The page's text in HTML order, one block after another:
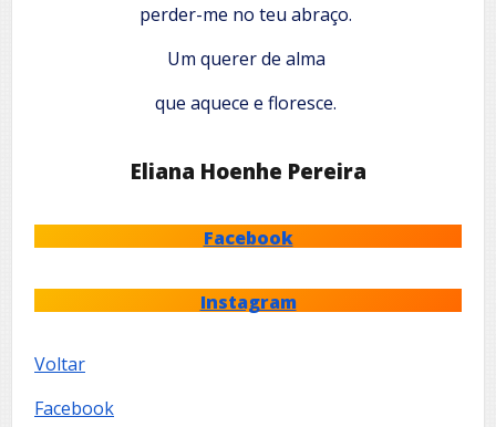
perder-me no teu abraço.
Um querer de alma
que aquece e floresce.
Eliana Hoenhe Pereira
Facebook
Instagram
Voltar
Facebook